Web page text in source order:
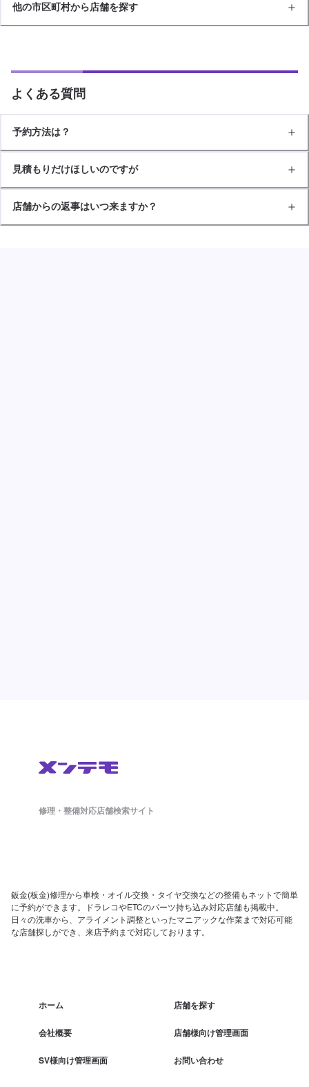
他の市区町村から店舗を探す
よくある質問
予約方法は？
見積もりだけほしいのですが
店舗からの返事はいつ来ますか？
修理・整備対応店舗検索サイト
鈑金(板金)修理から車検・オイル交換・タイヤ交換などの整備もネットで簡単
に予約ができます。ドラレコやETCのパーツ持ち込み対応店舗も掲載中。
日々の洗車から、アライメント調整といったマニアックな作業まで対応可能
な店舗探しができ、来店予約まで対応しております。
ホーム 店舗を探す
会社概要 店舗様向け管理画面
SV様向け管理画面 お問い合わせ